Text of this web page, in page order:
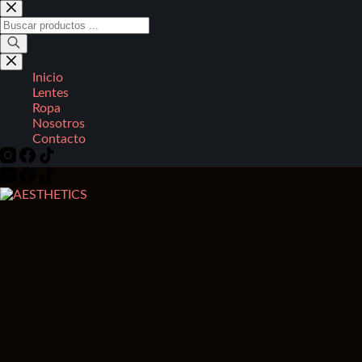
Saltar
al
contenido
Búsqueda
de
productos
Inicio
Lentes
Ropa
Nosotros
Contacto